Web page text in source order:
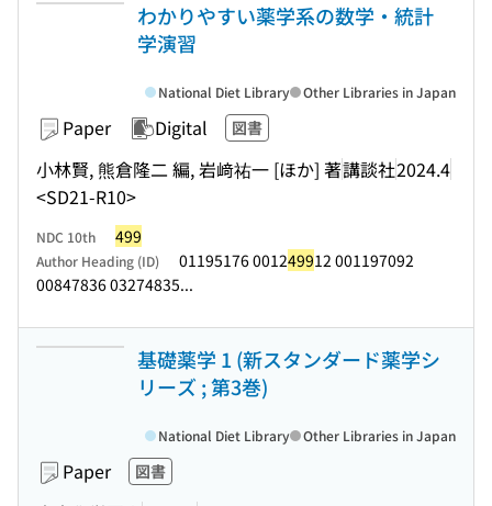
わかりやすい薬学系の数学・統計
学演習
Paper Digital 図書
小林賢, 熊倉隆二 編, 岩﨑祐一 [ほか] 著講談社2024.4
<SD21-R10>
National Diet Library Other Libraries in Japan
NDC 10th 499
Author Heading (ID) 01195176 001249912 001197092
00847836 03274835...
基礎薬学 1 (新スタンダード薬学シ
リーズ ; 第3巻)
Paper 図書
National Diet Library Other Libraries in Japan